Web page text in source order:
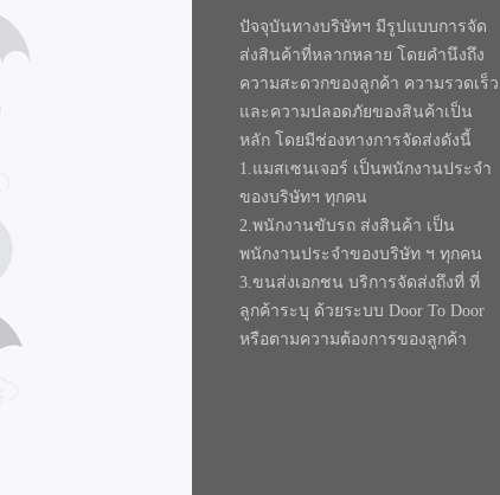
ปัจจุบันทางบริษัทฯ มีรูปแบบการจัด
ส่งสินค้าที่หลากหลาย โดยคำนึงถึง
ความสะดวกของลูกค้า ความรวดเร็ว
และความปลอดภัยของสินค้าเป็น
หลัก โดยมีช่องทางการจัดส่งดังนี้
1.แมสเซนเจอร์ เป็นพนักงานประจำ
ของบริษัทฯ ทุกคน
2.พนักงานขับรถ ส่งสินค้า เป็น
พนักงานประจำของบริษัท ฯ ทุกคน
3.ขนส่งเอกชน บริการจัดส่งถึงที่ ที่
ลูกค้าระบุ ด้วยระบบ Door To Door
หรือตามความต้องการของลูกค้า